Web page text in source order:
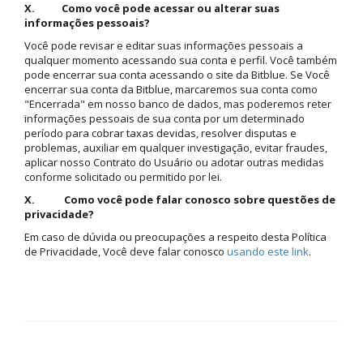
X. Como você pode acessar ou alterar suas
informações pessoais?
Você pode revisar e editar suas informações pessoais a
qualquer momento acessando sua conta e perfil. Você também
pode encerrar sua conta acessando o site da Bitblue. Se Você
encerrar sua conta da Bitblue, marcaremos sua conta como
"Encerrada" em nosso banco de dados, mas poderemos reter
informações pessoais de sua conta por um determinado
período para cobrar taxas devidas, resolver disputas e
problemas, auxiliar em qualquer investigação, evitar fraudes,
aplicar nosso Contrato do Usuário ou adotar outras medidas
conforme solicitado ou permitido por lei.
X. Como você pode falar conosco sobre questões de
privacidade?
Em caso de dúvida ou preocupações a respeito desta Política
de Privacidade, Você deve falar conosco usando este link.